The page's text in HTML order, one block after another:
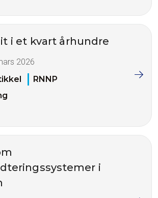
i et kvart århundre
2026
RNNP
i